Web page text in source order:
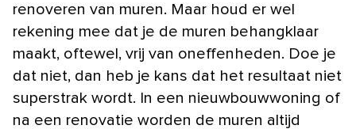
renoveren van muren. Maar houd er wel
rekening mee dat je de muren behangklaar
maakt, oftewel, vrij van oneffenheden. Doe je
dat niet, dan heb je kans dat het resultaat niet
superstrak wordt. In een nieuwbouwwoning of
na een renovatie worden de muren altijd